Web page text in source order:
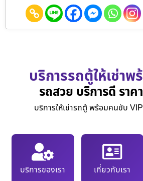
บริการรถตู้ให้เช่า
รถสวย บริการดี รา
บริการให้เช่ารถตู้ พร้อมคนขับ
บริการของเรา เกี่ยวกับเรา